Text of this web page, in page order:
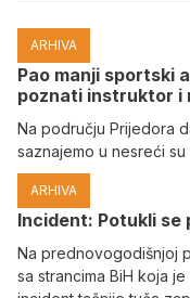
ARHIVA
Pao manji sportski
poznati instruktor i
Na području Prijedora
saznajemo u nesreći
ARHIVA
Incident: Potukli se
Na prednovogodišnjoj
sa strancima BiH koja